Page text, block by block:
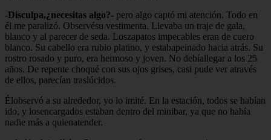
-Disculpa,¿necesitas algo?- pero algo captó mi atención. Todo en
él me paralizó. Observésu vestimenta. Llevaba un traje de gala,
blanco y al parecer de seda. Loszapatos impecables eran de cuero
blanco. Su cabello era rubio platino, y estabapeinado hacia atrás. Su
rostro rosado y puro, era hermoso y joven. No debíallegar a los 25
años. De repente choqué con sus ojos grises, casi pude ver através
de ellos, parecían traslúcidos.
Élobservó a su alrededor, yo lo imité. En la estación, todos se habían
ido, y losencargados estaban dentro del minibar, ya que no había
nadie más a quienatender.